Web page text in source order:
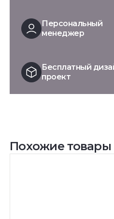
Персональный
менеджер
Бесплатный
проект
Похожие товары